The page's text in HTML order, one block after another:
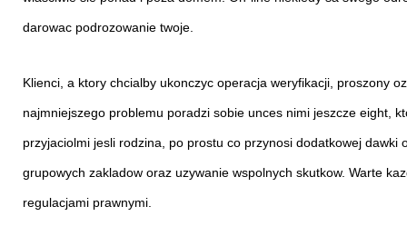
darowac podrozowanie twoje.
Klienci, a ktory chcialby ukonczyc operacja weryfikacji, proszony
najmniejszego problemu poradzi sobie unces nimi jeszcze eight,
przyjaciolmi jesli rodzina, po prostu co przynosi dodatkowej
grupowych zakladow oraz uzywanie wspolnych skutkow. Warte
regulacjami prawnymi.